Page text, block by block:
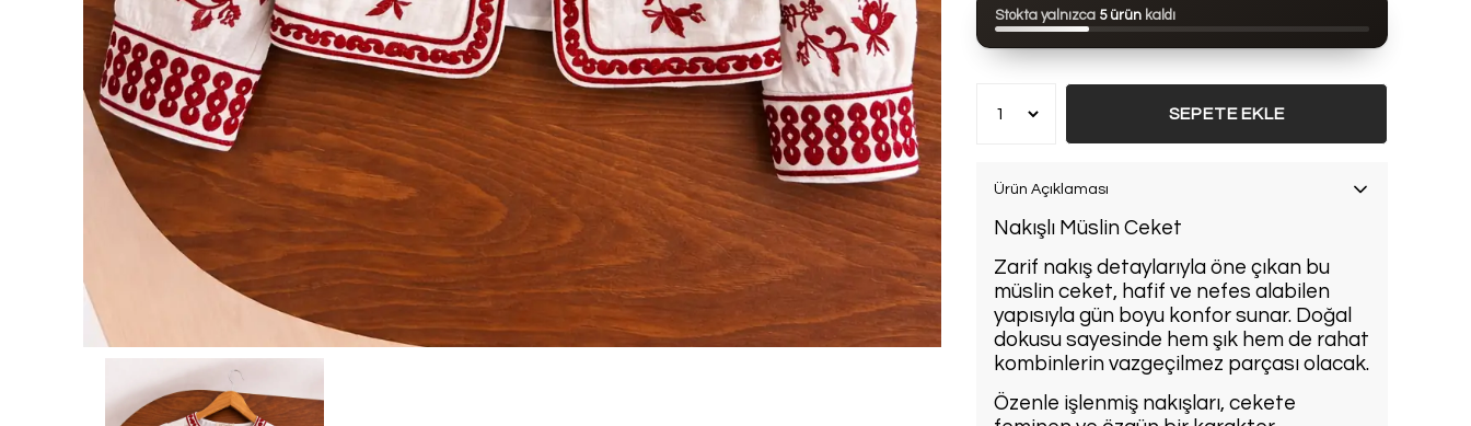
Stokta yalnızca 5 ürün kaldı
SEPETE EKLE
Ürün Açıklaması
Nakışlı Müslin Ceket
Zarif nakış detaylarıyla öne çıkan bu
müslin ceket, hafif ve nefes alabilen
yapısıyla gün boyu konfor sunar. Doğal
dokusu sayesinde hem şık hem de rahat
kombinlerin vazgeçilmez parçası olacak.
Özenle işlenmiş nakışları, cekete